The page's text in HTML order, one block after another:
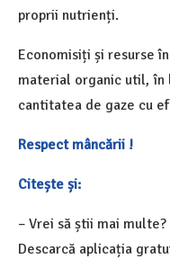
proprii nutrienți.
Economisiți și resurse
material organic util, în
cantitatea de gaze cu
Respect mâncării !
Citește și:
– Vrei să știi mai
Descarcă aplicația